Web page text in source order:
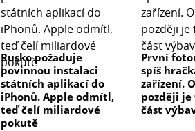
Rusko požaduje
povinnou instalaci
státních aplikací do
iPhonů. Apple odmítl,
teď čelí miliardové
pokutě
První
spíš
zařízení.
později
část